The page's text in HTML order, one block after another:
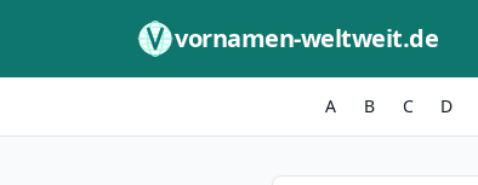
vornamen-weltweit.de
A B C D